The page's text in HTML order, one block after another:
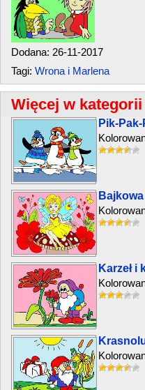
Dodana: 26-11-2017
Tagi: Wrona i Marlena
Więcej w kategorii
Pik-
Karzeł i